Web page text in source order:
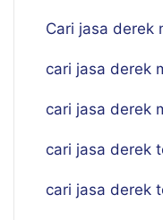
Cari jasa derek
cari jasa derek
cari jasa derek
cari jasa derek
cari jasa derek